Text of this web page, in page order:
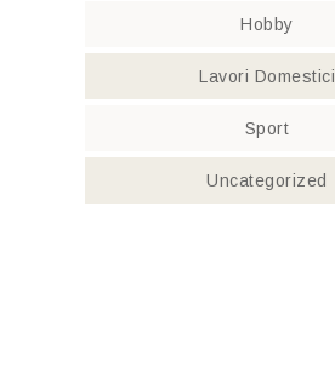
Hobby
Lavori Domestici
Sport
Uncategorized